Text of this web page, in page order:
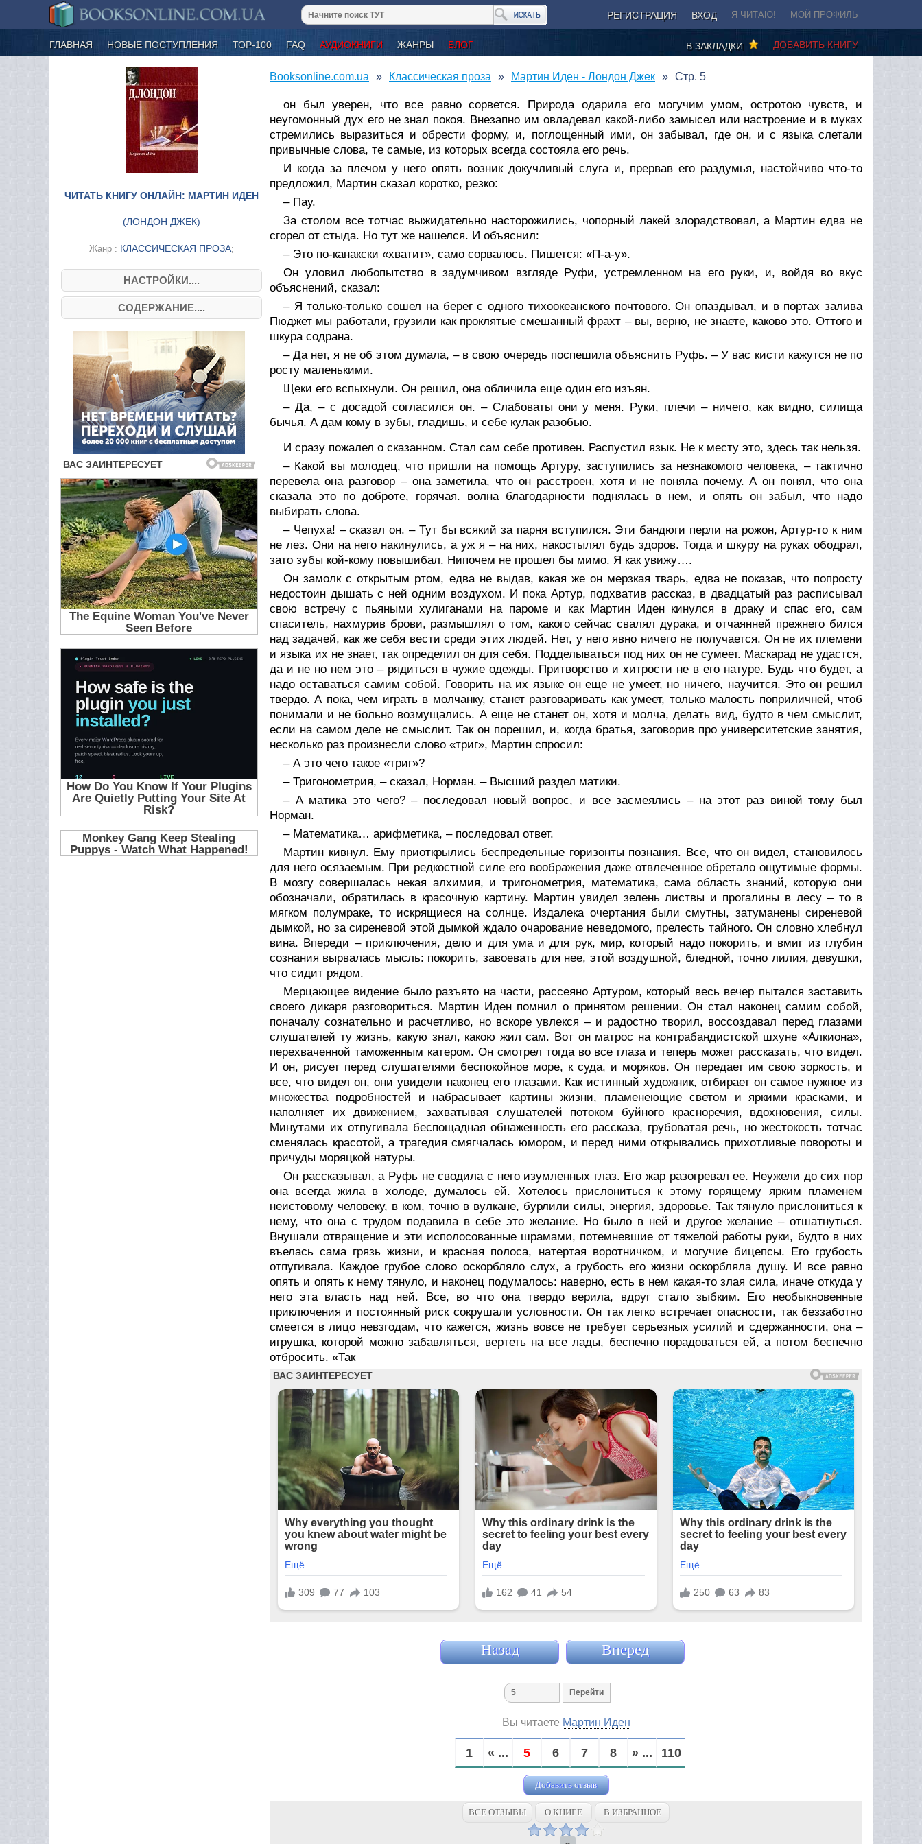
РЕГИСТРАЦИЯ ВХОД Я ЧИТАЮ! МОЙ ПРОФИЛЬ
ГЛАВНАЯ НОВЫЕ ПОСТУПЛЕНИЯ ТОР-100 FAQ АУДИОКНИГИ ЖАНРЫ БЛОГ ДОБАВИТЬ КНИГУ
В ЗАКЛАДКИ
ЧИТАТЬ КНИГУ ОНЛАЙН: МАРТИН ИДЕН
(ЛОНДОН ДЖЕК)
Жанр : КЛАССИЧЕСКАЯ ПРОЗА;
НАСТРОЙКИ....
СОДЕРЖАНИЕ....
Booksonline.com.ua Классическая проза Мартин Иден - Лондон Джек Стр. 5
он был уверен, что все равно сорвется. Природа одарила его могучим умом, остротою чувств, и
неугомонный дух его не знал покоя. Внезапно им овладевал какой-либо замысел или настроение и в муках
стремились выразиться и обрести форму, и, поглощенный ими, он забывал, где он, и с языка слетали
привычные слова, те самые, из которых всегда состояла его речь.
И когда за плечом у него опять возник докучливый слуга и, прервав его раздумья, настойчиво что-то
предложил, Мартин сказал коротко, резко:
– Пау.
За столом все тотчас выжидательно насторожились, чопорный лакей злорадствовал, а Мартин едва не
сгорел от стыда. Но тут же нашелся. И объяснил:
– Это по-канакски «хватит», само сорвалось. Пишется: «П-а-у».
Он уловил любопытство в задумчивом взгляде Руфи, устремленном на его руки, и, войдя во вкус
объяснений, сказал:
– Я только-только сошел на бepeг с одного тихоокеанского почтового. Он опаздывал, и в портах залива
Пюджет мы работали, грузили как проклятые смешанный фрахт – вы, верно, не знаете, каково это. Оттого и
шкура содрана.
– Да нет, я не об этом думала, – в свою очередь поспешила объяснить Руфь. – У вас кисти кажутся не по
росту маленькими.
Щеки его вспыхнули. Он решил, она обличила еще один его изъян.
– Да, – с досадой согласился он. – Слабоваты они у меня. Руки, плечи – ничего, как видно, силища
бычья. А дам кому в зубы, гладишь, и себе кулак разобью.
И сразу пожалел о сказанном. Стал сам себе противен. Распустил язык. Не к месту это, здесь так нельзя.
– Какой вы молодец, что пришли на помощь Артуру, заступились за незнакомого человека, – тактично
перевела она разговор – она заметила, что он расстроен, хотя и не поняла почему. А он понял, что она
сказала это по доброте, горячая. волна благодарности поднялась в нем, и опять он забыл, что надо
выбирать слова.
– Чепуxa! – сказал он. – Тут бы всякий за парня вступился. Эти бандюги перли на рожон, Артур-то к ним
не лез. Они на него накинулись, а уж я – на них, накостылял будь здоров. Тогда и шкуру на руках ободрал,
зато зубы кой-кому повышибал. Нипочем не прошел бы мимо. Я как увижу….
Он замолк с открытым ртом, едва не выдав, какая же он мерзкая тварь, едва не показав, что попросту
недостоин дышать с ней одним воздухом. И пока Артур, подхватив рассказ, в двадцатый раз расписывал
свою встречу с пьяными хулиганами на пароме и как Мартин Иден кинулся в драку и спас его, сам
спаситель, нахмурив брови, размышлял о том, какого сейчас свалял дурака, и отчаянней прежнего бился
над задачей, как же себя вести среди этих людей. Нет, у него явно ничего не получается. Он не их племени
и языка их не знает, так определил он для себя. Подделываться под них он не сумеет. Маскарад не удастся,
да и не но нем это – рядиться в чужие одежды. Притворство и хитрости не в его натуре. Будь что будет, а
надо оставаться самим собой. Говорить на их языке он еще не умеет, но ничего, научится. Это он решил
твердо. А пока, чем играть в молчанку, станет разговаривать как умеет, только малость поприличней, чтоб
понимали и не больно возмущались. А еще не станет он, хотя и молча, делать вид, будто в чем смыслит,
если на самом деле не смыслит. Так он порешил, и, когда братья, заговорив про университетские занятия,
несколько раз произнесли слово «триг», Мартин спросил:
– А это чего такое «триг»?
– Тригонометрия, – сказал, Норман. – Высший раздел матики.
– А матика это чего? – последовал новый вопрос, и все засмеялись – на этот раз виной тому был
Норман.
– Математика… арифметика, – последовал ответ.
Мартин кивнул. Ему приоткрылись беспредельные горизонты познания. Все, что он видел, становилось
для него осязаемым. При редкостной силе его воображения даже отвлеченное обретало ощутимые формы.
В мозгу совершалась некая алхимия, и тригонометрия, математика, сама область знаний, которую они
обозначали, обратилась в красочную картину. Мартин увидел зелень листвы и прогалины в лесу – то в
мягком полумраке, то искрящиеся на солнце. Издалека очертания были смутны, затуманены сиреневой
дымкой, но за сиреневой этой дымкой ждало очарование неведомого, прелесть тайного. Он словно хлебнул
вина. Впереди – приключения, дело и для ума и для рук, мир, который надо покорить, и вмиг из глубин
сознания вырвалась мысль: покорить, завоевать для нее, этой воздушной, бледной, точно лилия, девушки,
что сидит рядом.
Мерцающее видение было разъято на части, рассеяно Артуром, который весь вечер пытался заставить
своего дикаря разговориться. Мартин Иден помнил о принятом решении. Он стал наконец самим собой,
поначалу сознательно и расчетливо, но вскоре увлекся – и радостно творил, воссоздавал перед глазами
слушателей ту жизнь, какую знал, какою жил сам. Вот он матрос на контрабандистской шхуне «Алкиона»,
перехваченной таможенным катером. Он смотрел тогда во все глаза и теперь может рассказать, что видел.
И он, рисует перед слушателями беспокойное море, к суда, и моряков. Он передает им свою зоркость, и
все, что видел он, они увидели наконец его глазами. Как истинный художник, отбирает он самое нужное из
множества подробностей и набрасывает картины жизни, пламенеющие светом и яркими красками, и
наполняет их движением, захватывая слушателей потоком буйного красноречия, вдохновения, силы.
Минутами их отпугивала беспощадная обнаженность его рассказа, грубоватая речь, но жестокость тотчас
сменялась красотой, а трагедия смягчалась юмором, и перед ними открывались прихотливые повороты и
причуды моряцкой натуры.
Он рассказывал, а Руфь не сводила с него изумленных глаз. Его жар разогревал ее. Неужели до сих пор
она всегда жила в холоде, думалось ей. Хотелось прислониться к этому горящему ярким пламенем
неистовому человеку, в ком, точно в вулкане, бурлили силы, энергия, здоровье. Так тянуло прислониться к
нему, что она с трудом подавила в себе это желание. Но было в ней и другое желание – отшатнуться.
Внушали отвращение и эти исполосованные шрамами, потемневшие от тяжелой работы руки, будто в них
въелась сама грязь жизни, и красная полоса, натертая воротничком, и могучие бицепсы. Его грубость
отпугивала. Каждое грубое слово оскорбляло слух, а грубость его жизни оскорбляла душу. И все равно
опять и опять к нему тянуло, и наконец подумалось: наверно, есть в нем какая-то злая сила, иначе откуда у
него эта власть над ней. Все, во что она твердо верила, вдруг стало зыбким. Его необыкновенные
приключения и постоянный риск сокрушали условности. Он так легко встречает опасности, так беззаботно
смеется в лицо невзгодам, что кажется, жизнь вовсе не требует серьезных усилий и сдержанности, она –
игрушка, которой можно забавляться, вертеть на все лады, беспечно порадоваться ей, а потом беспечно
отбросить. «Так
Назад Вперед
Вы читаете Мартин Иден
1 « ... 5 6 7 8 » ... 110
Добавить отзыв
ВСЕ ОТЗЫВЫ О КНИГЕ В ИЗБРАННОЕ